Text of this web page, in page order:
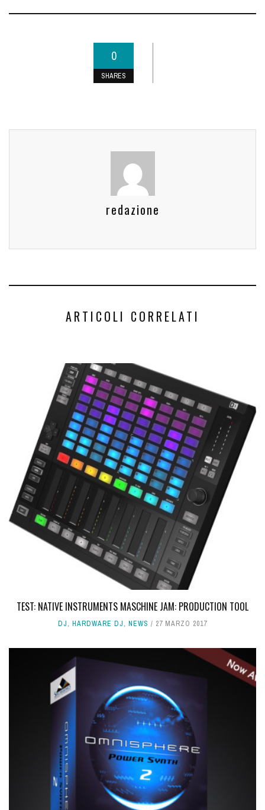
0
SHARES
redazione
ARTICOLI CORRELATI
TEST: NATIVE INSTRUMENTS MASCHINE JAM: PRODUCTION TOOL
DJ, HARDWARE DJ, NEWS 27 MARZO 2017